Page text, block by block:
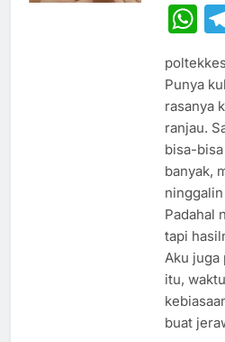
Punya
rasanya
ranjau.
bisa-
banyak,
Padahal
tapi
Aku juga
itu,
buat